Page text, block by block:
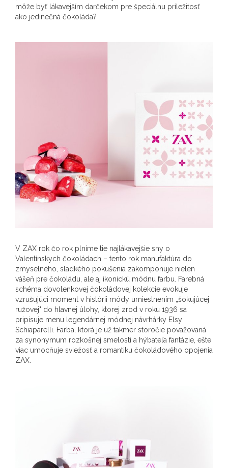
môže byť lákavejším darčekom pre špeciálnu príležitosť
ako jedinečná čokoláda?
V ZAX rok čo rok plníme tie najlákavejšie sny o
Valentínskych čokoládach – tento rok manufaktúra do
zmyselného, ​​sladkého pokušenia zakomponuje nielen
vášeň pre čokoládu, ale aj ikonickú módnu farbu. Farebná
schéma dovolenkovej čokoládovej kolekcie evokuje
vzrušujúci moment v histórii módy umiestnením „šokujúcej
ružovej" do hlavnej úlohy, ktorej zrod v roku 1936 sa
pripisuje menu legendárnej módnej návrhárky Elsy
Schiaparelli. Farba, ktorá je už takmer storočie považovaná
za synonymum rozkošnej smelosti a hýbateľa fantázie, ešte
viac umocňuje sviežosť a romantiku čokoládového opojenia
ZAX.